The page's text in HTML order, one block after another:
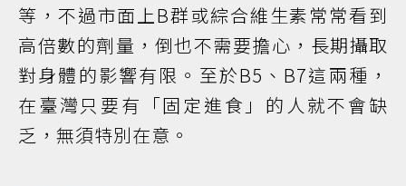
等，不過市面上B群或綜合維生素常常看到
高倍數的劑量，倒也不需要擔心，長期攝取
對身體的影響有限。至於B5、B7這兩種，
在臺灣只要有「固定進食」的人就不會缺
乏，無須特別在意。